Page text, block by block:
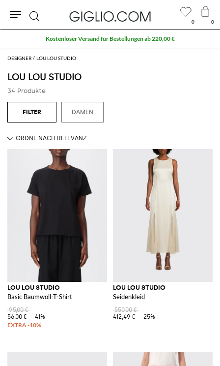
DESIGNER LOU LOU STUDIO
LOU LOU STUDIO
34 Produkte
DAMEN
LOU LOU STUDIO
Basic Baumwoll-T-Shirt
95,00 €
56,00 €
-41%
LOU LOU STUDIO
Seidenkleid
550,00 €
412,49 €
-25%
0 0
Suche
Kostenloser Versand für Bestellungen ab 220,00 €